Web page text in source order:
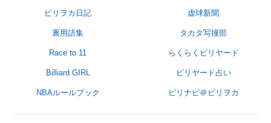
ビリヲカ日記 虚球新聞
裏用語集 タカタ写撞部
Race to 11 らくらくビリヤード
Billiard GIRL ビリヤード占い
NBAルールブック ビリナビ＠ビリヲカ